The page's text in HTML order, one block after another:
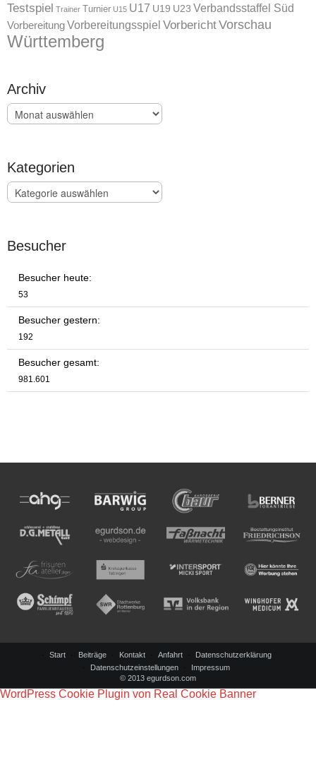
Testspiel Trainer Turnier U15 U17 U19 U23 Verbandsstaffel Süd
VorbereitungVorbereitungsspiel VorberichtVorschau
Württemberg
Archiv
Archiv
Kategorien
Kategorien
Besucher
Besucher heute:
53
Besucher gestern:
192
Besucher gesamt:
981.601
Start Beiträge Kontakt Anfahrt
Datenschutzerklärung
Datenschutzeinstellungen
Impressum
© 2013 egurdson.com
WordPress Cookie Plugin von Real Cookie Banner